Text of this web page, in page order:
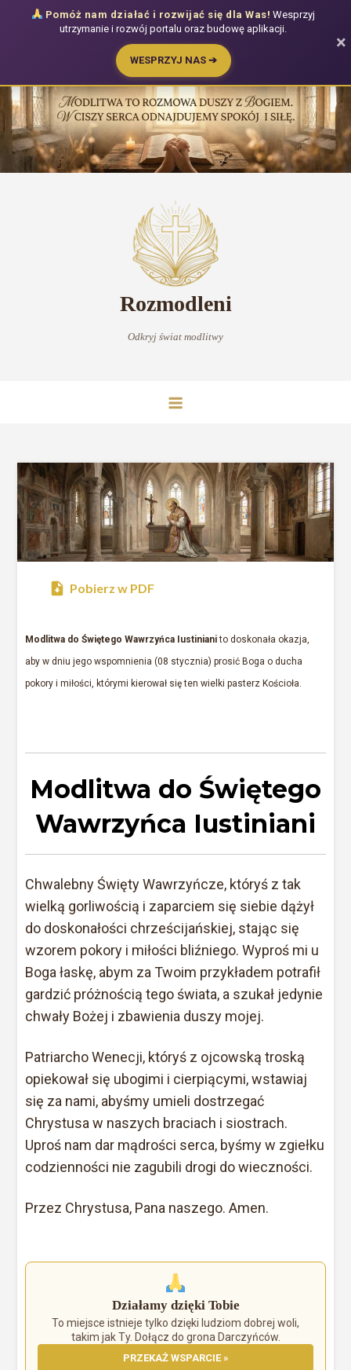
do
treści
Rozmodleni
Odkryj świat modlitwy
Pobierz w PDF
Modlitwa do Świętego Wawrzyńca Iustinianito doskonała okazja,
aby w dniu jego wspomnienia (08 stycznia) prosić Boga o ducha
pokory i miłości, którymi kierował się ten wielki pasterz Kościoła.
Modlitwa do Świętego
Wawrzyńca Iustiniani
Chwalebny Święty Wawrzyńcze, któryś z tak
wielką gorliwością i zaparciem się siebie dążył
do doskonałości chrześcijańskiej, stając się
wzorem pokory i miłości bliźniego. Wyproś mi u
Boga łaskę, abym za Twoim przykładem potrafił
gardzić próżnością tego świata, a szukał jedynie
chwały Bożej i zbawienia duszy mojej.
Patriarcho Wenecji, któryś z ojcowską troską
opiekował się ubogimi i cierpiącymi, wstawiaj
się za nami, abyśmy umieli dostrzegać
Chrystusa w naszych braciach i siostrach.
Uproś nam dar mądrości serca, byśmy w zgiełku
codzienności nie zagubili drogi do wieczności.
Przez Chrystusa, Pana naszego. Amen.
Działamy dzięki Tobie
To miejsce istnieje tylko dzięki ludziom dobrej woli,
takim jak Ty. Dołącz do grona Darczyńców.
PRZEKAŻ WSPARCIE »
Pomóż nam działać i rozwijać się dla Was! Wesprzyj
utrzymanie i rozwój portalu oraz budowę aplikacji.
WESPRZYJ NAS ➔
×